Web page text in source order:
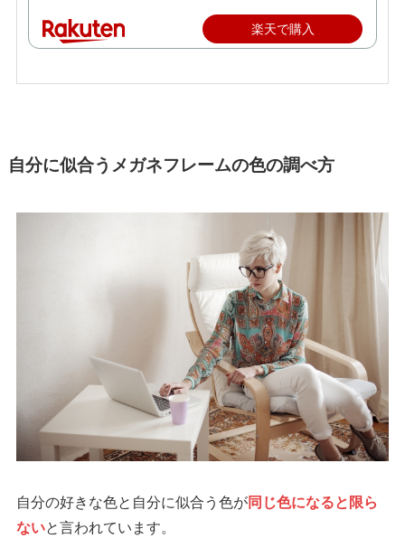
楽天で購入
自分に似合うメガネフレームの色の調べ方
自分の好きな色と自分に似合う色が同じ色になると限ら
ないと言われています。